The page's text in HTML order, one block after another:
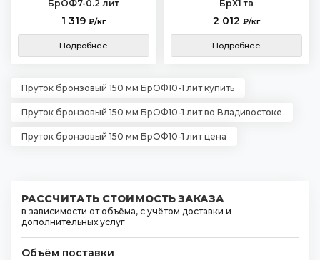
БрОФ7-0.2 лит
1 319 ₽/кг
Подробнее
БрХ1 тв
2 012 ₽/кг
Подробнее
Пруток бронзовый 150 мм БрОФ10-1 лит купить
Пруток бронзовый 150 мм БрОФ10-1 лит во Владивостоке
Пруток бронзовый 150 мм БрОФ10-1 лит цена
РАССЧИТАТЬ СТОИМОСТЬ ЗАКАЗА
в зависимости от объёма, с учётом доставки и
дополнительных услуг
Объём поставки